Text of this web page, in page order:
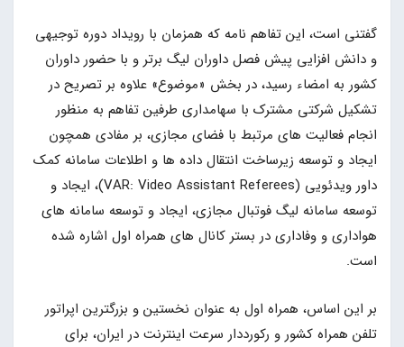
گفتنی است، این تفاهم نامه که همزمان با رویداد دوره توجیهی
و دانش افزایی پیش فصل داوران لیگ برتر و با حضور داوران
کشور به امضاء رسید، در بخش «موضوع» علاوه بر تصریح در
تشکیل شرکتی مشترک با سهامداری طرفین تفاهم به منظور
انجام فعالیت های مرتبط با فضای مجازی، بر مفادی همچون
ایجاد و توسعه زیرساخت انتقال داده ها و اطلاعات سامانه کمک
داور ویدئویی (VAR: Video Assistant Referees)، ایجاد و
توسعه سامانه لیگ فوتبال مجازی، ایجاد و توسعه سامانه های
هواداری و وفاداری در بستر کانال های همراه اول اشاره شده
است.
بر این اساس، همراه اول به عنوان نخستین و بزرگترین اپراتور
تلفن همراه کشور و رکورددار سرعت اینترنت در ایران، برای